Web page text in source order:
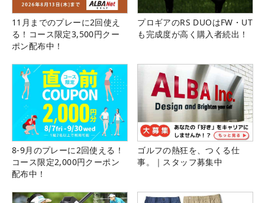
11月までのプレーに2回使え
る！コース限定3,500円クー
ポン配布中！
プロギアのRS DUOはFW・UT
も完成度が高く購入者続出！
8-9月のプレーに2回使える！
コース限定2,000円クーポン
配布中！
ゴルフの熱狂を、つくる仕
事。｜スタッフ募集中